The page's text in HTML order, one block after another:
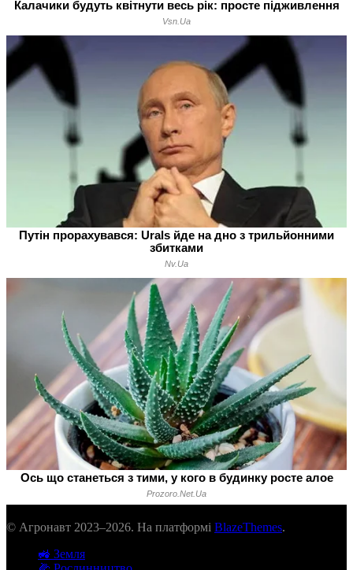
© Агронавт 2023–2026. На платформі BlazeThemes.
🚜 Земля